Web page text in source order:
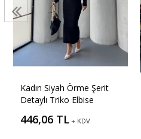
Kadın Siyah Örme Şerit
Detaylı Triko Elbise
446,06 TL + KDV